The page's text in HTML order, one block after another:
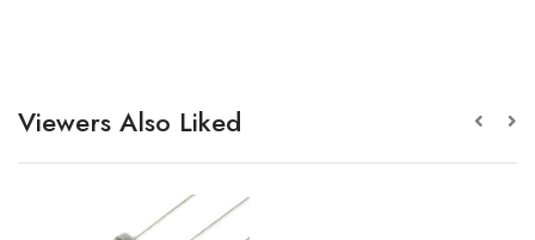
Viewers Also Liked